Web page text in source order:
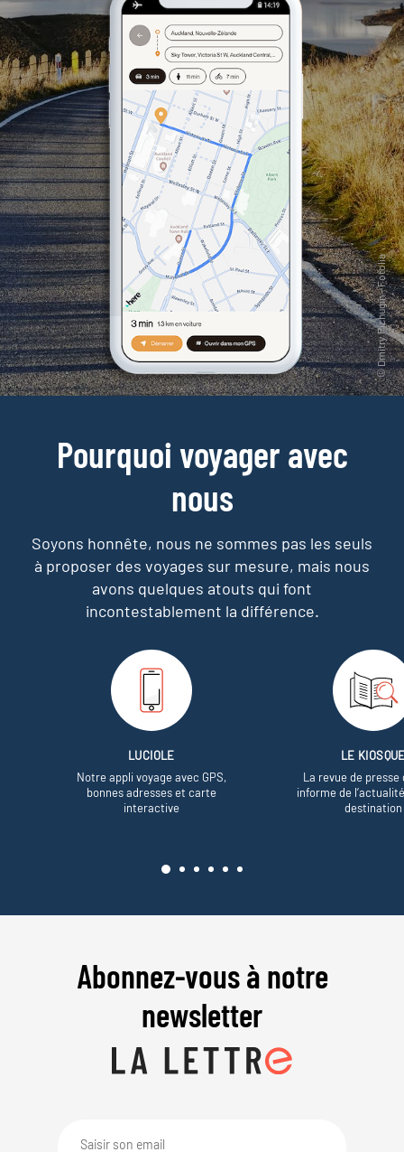
Pourquoi voyager avec
nous
Soyons honnête, nous ne sommes pas les seuls
à proposer des voyages sur mesure, mais nous
avons quelques atouts qui font
incontestablement la différence.
LUCIOLE
Notre appli voyage avec GPS,
bonnes adresses et carte
interactive
LE
La revue de presse
informe de
destination
Abonnez-vous à notre
newsletter